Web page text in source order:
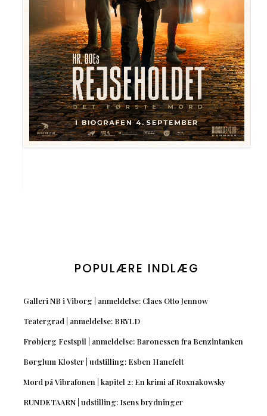
POPULÆRE INDLÆG
Galleri NB i Viborg | anmeldelse: Claes Otto Jennow
Teatergrad | anmeldelse: BRYLD
Frøbjerg Festspil | anmeldelse: Baronessen fra Benzintanken
Børglum Kloster | udstilling: Esben Hanefelt
Mord på Vibrafonen | kapitel 2: En krimi af Roxnakowsky
RUNDETAARN | udstilling: Isens brydninger